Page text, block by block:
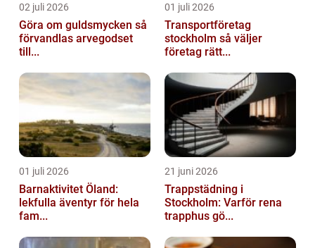
02 juli 2026
Göra om guldsmycken så
förvandlas arvegodset
till...
01 juli 2026
Transportföretag
stockholm så väljer
företag rätt...
01 juli 2026
Barnaktivitet Öland:
lekfulla äventyr för hela
fam...
21 juni 2026
Trappstädning i
Stockholm: Varför rena
trapphus gö...